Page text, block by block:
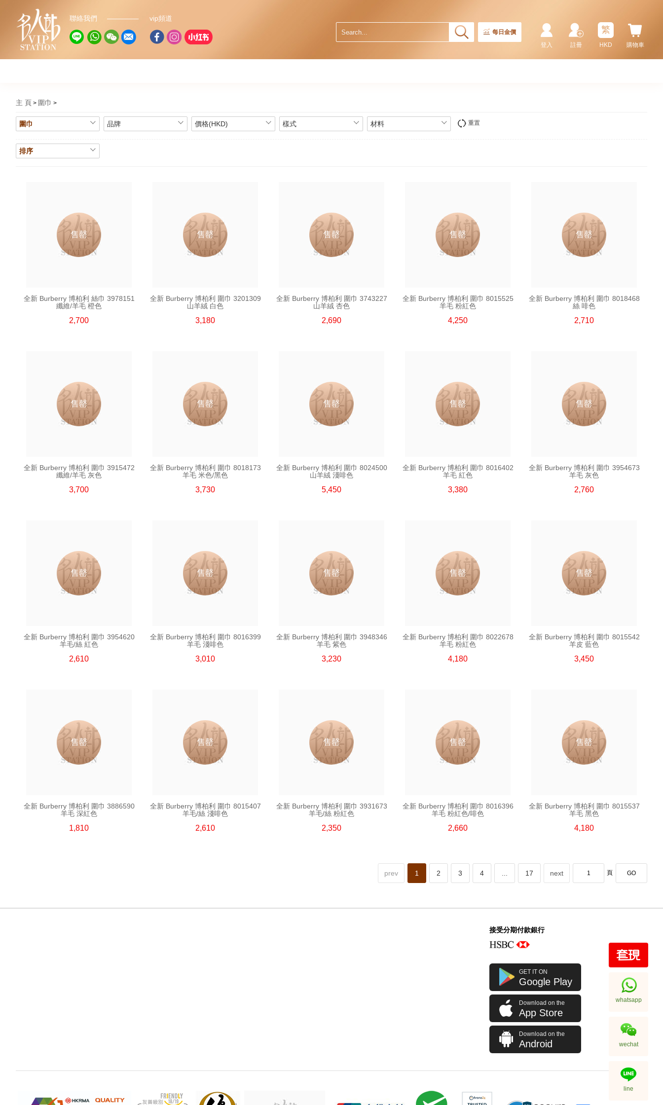
聯絡我們 vip頻道
每日金價
購物車
繁
HKD
註冊
登入
主 頁 圍巾
圍巾 品牌 價格(HKD) 樣式 材料 重置
排序
售罄
全新 Burberry 博柏利 絲巾 3978151
纖維/羊毛 橙色
2,700
售罄
全新 Burberry 博柏利 圍巾 3201309
山羊絨 白色
3,180
售罄
全新 Burberry 博柏利 圍巾 3743227
山羊絨 杏色
2,690
售罄
全新 Burberry 博柏利 圍巾 8015525
羊毛 粉紅色
4,250
售罄
全新 Burberry 博柏利 圍巾 8018468
絲 啡色
2,710
售罄
全新 Burberry 博柏利 圍巾 3915472
纖維/羊毛 灰色
3,700
售罄
全新 Burberry 博柏利 圍巾 8018173
羊毛 米色/黑色
3,730
售罄
全新 Burberry 博柏利 圍巾 8024500
山羊絨 淺啡色
5,450
售罄
全新 Burberry 博柏利 圍巾 8016402
羊毛 紅色
3,380
售罄
全新 Burberry 博柏利 圍巾 3954673
羊毛 灰色
2,760
售罄
全新 Burberry 博柏利 圍巾 3954620
羊毛/絲 紅色
2,610
售罄
全新 Burberry 博柏利 圍巾 8016399
羊毛 淺啡色
3,010
售罄
全新 Burberry 博柏利 圍巾 3948346
羊毛 紫色
3,230
售罄
全新 Burberry 博柏利 圍巾 8022678
羊毛 粉紅色
4,180
售罄
全新 Burberry 博柏利 圍巾 8015542
羊皮 藍色
3,450
售罄
全新 Burberry 博柏利 圍巾 3886590
羊毛 深紅色
1,810
售罄
全新 Burberry 博柏利 圍巾 8015407
羊毛/絲 淺啡色
2,610
售罄
全新 Burberry 博柏利 圍巾 3931673
羊毛/絲 粉紅色
2,350
售罄
全新 Burberry 博柏利 圍巾 8016396
羊毛 粉紅色/啡色
2,660
售罄
全新 Burberry 博柏利 圍巾 8015537
羊毛 黑色
4,180
prev 1 2 3 4 17 next 頁 GO
接受分期付款銀行
GET IT ON
Google Play
Download on the
App Store
Download on the
Android
whatsapp
wechat
line